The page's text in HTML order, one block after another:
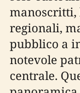
regionali,
pubblico a
notevole
centrale.